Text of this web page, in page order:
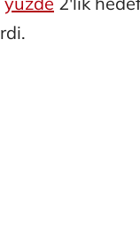
O timsahlar sizi yemeli aslında!...